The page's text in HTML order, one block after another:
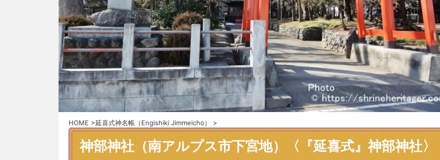
HOME >延喜式神名帳（Engishiki Jimmeicho） >
神部神社（南アルプス市下宮地）〈『延喜式』神部神社〉